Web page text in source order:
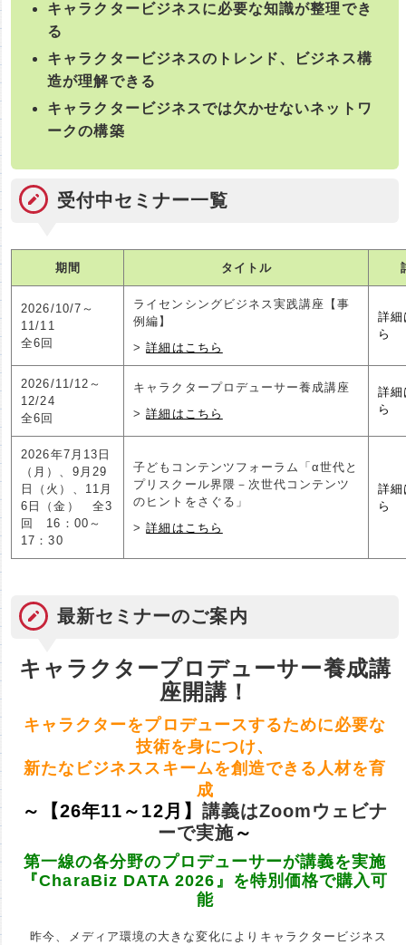
キャラクタービジネスに必要な知識が整理でき
る
キャラクタービジネスのトレンド、ビジネス構
造が理解できる
キャラクタービジネスでは欠かせないネットワ
ークの構築
受付中セミナー一覧
期間 タイトル
2026/10/7～
11/11
全6回
ライセンシングビジネス実践講座【事
例編】
詳細はこちら
詳
ら
2026/11/12～
12/24
全6回
キャラクタープロデューサー養成講座
詳細はこちら
詳
ら
2026年7月13日
（月）、9月29
日（火）、11月
6日（金） 全3
回 16：00～
17：30
子どもコンテンツフォーラム「α世代と
プリスクール界隈－次世代コンテンツ
のヒントをさぐる」
詳細はこちら
詳
ら
最新セミナーのご案内
キャラクタープロデューサー養成講
座開講！
キャラクターをプロデュースするために必要な
技術を身につけ、
新たなビジネススキームを創造できる人材を育
成
～【26年11～12月】 講義はZoomウェビナ
ーで実施～
第一線の各分野のプロデューサーが講義を実施
『CharaBiz DATA 2026』を特別価格で購入可
能
昨今、メディア環境の大きな変化によりキャラクタービジネス